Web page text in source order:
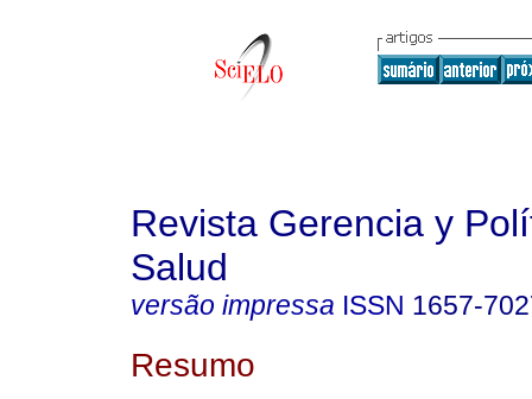
Revista Gerencia y
Salud
versão impressa ISSN 1657-
Resumo